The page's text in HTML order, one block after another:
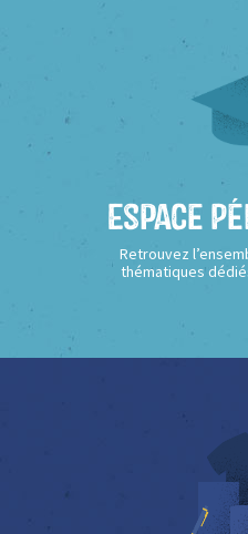
Espace
Retrouvez
thématiques